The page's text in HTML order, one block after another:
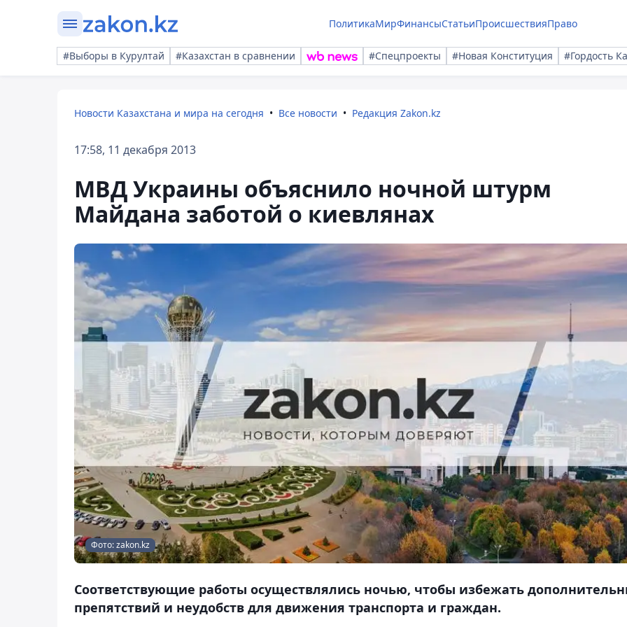
ПолитикаМирФинансыСтатьиПроисшествияПраво
#Выборы в Курултай #Казахстан в сравнении #Спецпроекты #Новая Конституция #Гордость
Новости Казахстана и мира на сегодня Все новости Редакция Zakon.kz
17:58, 11 декабря 2013
МВД Украины объяснило ночной штурм
Майдана заботой о киевлянах
Фото: zakon.kz
Соответствующие работы осуществлялись ночью, чтобы избежать
препятствий и неудобств для движения транспорта и граждан.